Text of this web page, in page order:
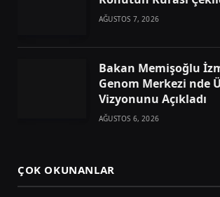
AĞUSTOS 7, 2026
Bakan Memişoğlu
Genom Merkezi nde
Vizyonunu Açıkladı
AĞUSTOS 6, 2026
ÇOK OKUNANLAR